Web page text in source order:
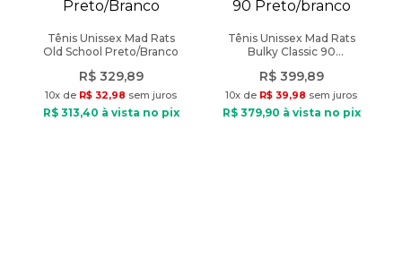
Tênis Unissex Mad Rats
Old School Preto/Branco
R$ 329,89
10x de R$ 32,98 sem juros
R$ 313,40 à vista no pix
Tênis Unissex Mad Rats
Bulky Classic 90
R$ 399,89
10x de R$ 39,98 sem juros
R$ 379,90 à vista no pix